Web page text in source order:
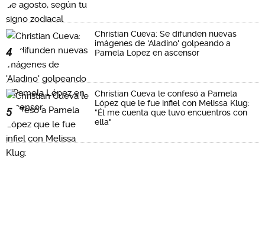
4
Christian Cueva: Se difunden nuevas
imágenes de 'Aladino' golpeando a
Pamela López en ascensor
5
Christian Cueva le confesó a Pamela
López que le fue infiel con Melissa Klug:
"Él me cuenta que tuvo encuentros con
ella"